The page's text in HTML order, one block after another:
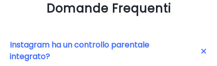
Domande Frequenti
Instagram ha un controllo parentale
integrato?